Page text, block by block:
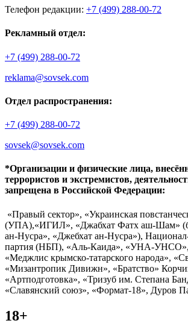
Телефон редакции: +7 (499) 288-00-72
Рекламный отдел:
+7 (499) 288-00-72
reklama@sovsek.com
Отдел распространения:
+7 (499) 288-00-72
sovsek@sovsek.com
*Организации и физические лица,
террористов и экстремистов,
запрещена в Российской Федерации:
«Правый сектор», «Украинская
(УПА),«ИГИЛ», «Джабхат Фатх аш-Шам»
ан-Нусра», «Джебхат ан-Нусра»),
партия (НБП), «Аль-Каида», «УНА-УНСО»,
«Меджлис крымско-татарского народа»,
«Мизантропик Дивижн», «Братство»
«Артподготовка», «Тризуб им. Степана
«Славянский союз», «Формат-18», Дуров
18+